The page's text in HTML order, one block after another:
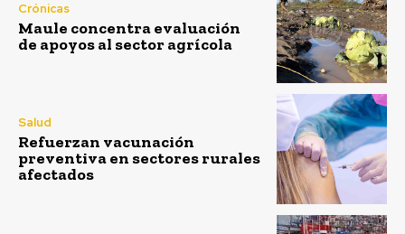
Crónicas
Maule concentra evaluación
de apoyos al sector agrícola
Salud
Refuerzan vacunación
preventiva en sectores rurales
afectados